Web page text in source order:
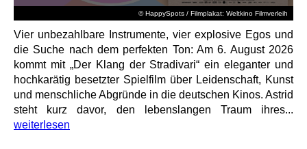
© HappySpots / Filmplakat: Weltkino Filmverleih
Vier unbezahlbare Instrumente, vier explosive Egos und
die Suche nach dem perfekten Ton: Am 6. August 2026
kommt mit „Der Klang der Stradivari“ ein eleganter und
hochkarätig besetzter Spielfilm über Leidenschaft, Kunst
und menschliche Abgründe in die deutschen Kinos. Astrid
steht kurz davor, den lebenslangen Traum ihres...
weiterlesen